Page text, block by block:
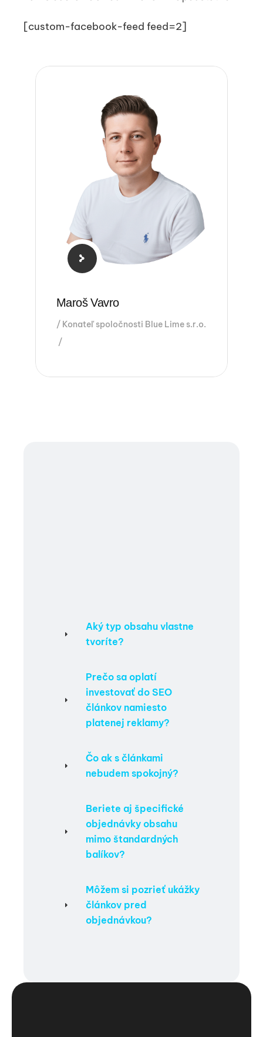
[custom-facebook-feed feed=2]
Maroš Vavro
Konateľ spoločnosti Blue Lime s.r.o.
Aký typ obsahu vlastne
tvoríte?
Prečo sa oplatí
investovať do SEO
článkov namiesto
platenej reklamy?
Čo ak s článkami
nebudem spokojný?
Beriete aj špecifické
objednávky obsahu
mimo štandardných
balíkov?
Môžem si pozrieť ukážky
článkov pred
objednávkou?